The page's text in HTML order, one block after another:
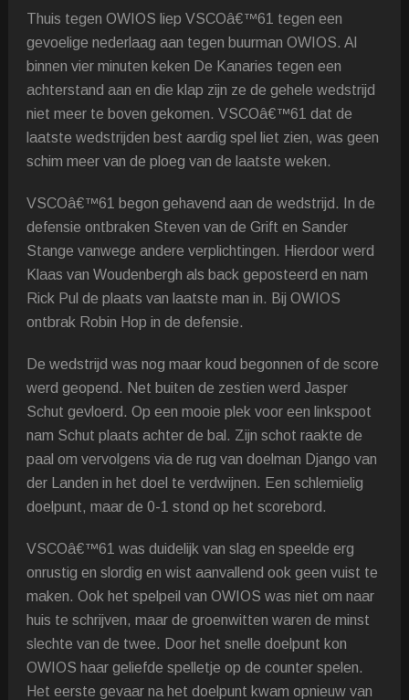
Thuis tegen OWIOS liep VSCOâ€™61 tegen een
gevoelige nederlaag aan tegen buurman OWIOS. Al
binnen vier minuten keken De Kanaries tegen een
achterstand aan en die klap zijn ze de gehele wedstrijd
niet meer te boven gekomen. VSCOâ€™61 dat de
laatste wedstrijden best aardig spel liet zien, was geen
schim meer van de ploeg van de laatste weken.
VSCOâ€™61 begon gehavend aan de wedstrijd. In de
defensie ontbraken Steven van de Grift en Sander
Stange vanwege andere verplichtingen. Hierdoor werd
Klaas van Woudenbergh als back geposteerd en nam
Rick Pul de plaats van laatste man in. Bij OWIOS
ontbrak Robin Hop in de defensie.
De wedstrijd was nog maar koud begonnen of de score
werd geopend. Net buiten de zestien werd Jasper
Schut gevloerd. Op een mooie plek voor een linkspoot
nam Schut plaats achter de bal. Zijn schot raakte de
paal om vervolgens via de rug van doelman Django van
der Landen in het doel te verdwijnen. Een schlemielig
doelpunt, maar de 0-1 stond op het scorebord.
VSCOâ€™61 was duidelijk van slag en speelde erg
onrustig en slordig en wist aanvallend ook geen vuist te
maken. Ook het spelpeil van OWIOS was niet om naar
huis te schrijven, maar de groenwitten waren de minst
slechte van de twee. Door het snelle doelpunt kon
OWIOS haar geliefde spelletje op de counter spelen.
Het eerste gevaar na het doelpunt kwam opnieuw van